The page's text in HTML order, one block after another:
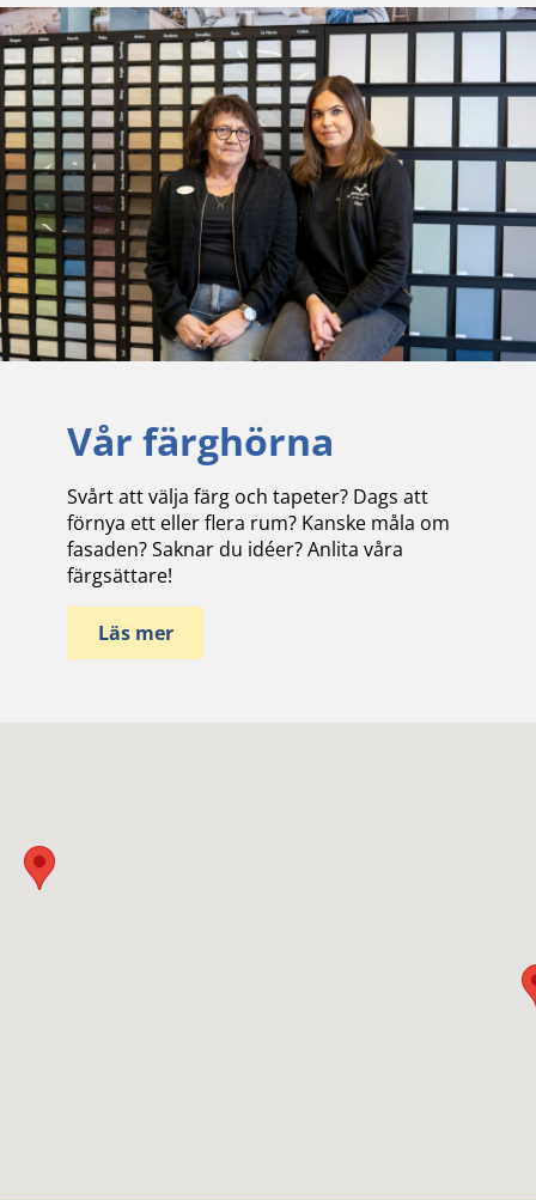
Vår färghörna
Svårt att välja färg och tapeter? Dags att
förnya ett eller flera rum? Kanske måla om
fasaden? Saknar du idéer? Anlita våra
färgsättare!
Läs mer